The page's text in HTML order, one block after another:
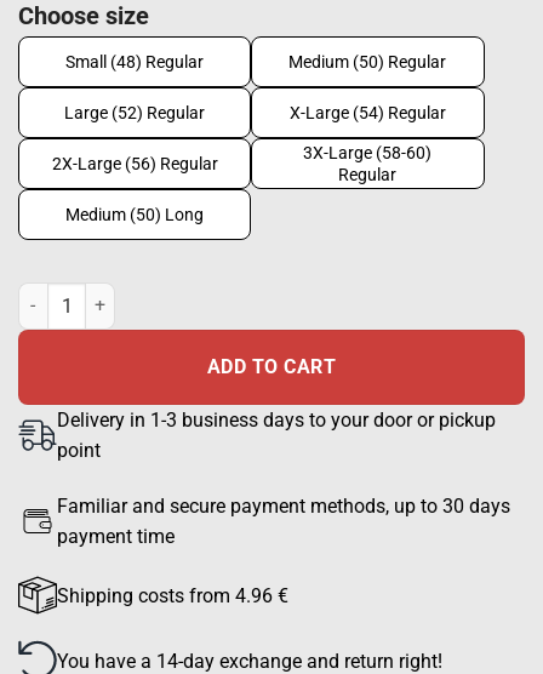
Choose size
Small (48) Regular Medium (50) Regular
Large (52) Regular X-Large (54) Regular
2X-Large (56) Regular
3X-Large (58-60)
Regular
Medium (50) Long
Origo Hunter thermal jacket, M05 snow camo quantity
ADD TO CART
Delivery in 1-3 business days to your door or pickup
point
Familiar and secure payment methods, up to 30 days
payment time
Shipping costs from 4.96 €
You have a 14-day exchange and return right!